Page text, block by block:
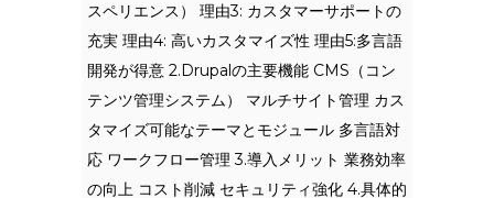
スペリエンス） 理由3: カスタマーサポートの
充実 理由4: 高いカスタマイズ性 理由5:多言語
開発が得意 2.Drupalの主要機能 CMS（コン
テンツ管理システム） マルチサイト管理 カス
タマイズ可能なテーマとモジュール 多言語対
応 ワークフロー管理 3.導入メリット 業務効率
の向上 コスト削減 セキュリティ強化 4.具体的